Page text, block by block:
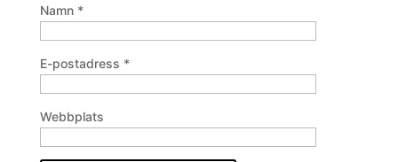
Namn *
E-postadress *
Webbplats